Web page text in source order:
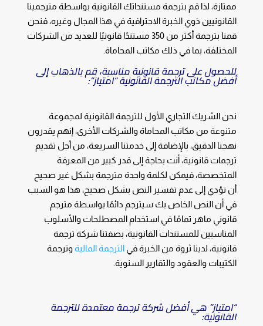
ممتازة، لذا قم بترجمة مستنداتك القانونية بواسطة مترجمينا
القانونيين ذوي الخبرة الاحترافية في هذا المجال وغيره، فنحن
قمنا بترجمة أكثر من 350 مستندًا قانونيًا للعديد من الشركات
المختلفة، بما في ذلك مكاتب المحاماة.
للحصول على ترجمة قانونية مناسبة، قم بالذهاب إلى
أفضل مكاتب الترجمة القانونية “امتياز”:
نحن الشريك التجاري الأول للترجمة القانونية لمجموعة
متنوعة من مكاتب المحاماة والشركات الأخرى، إنهم يقدرون
نهجنا الدقيق، بالإضافة إلى خدمتنا السريعة، من أجل تقديم
ترجمات قانونية، أنت بحاجة إلى قدر كبير من المعرفة
المتخصصة، فيمكن لكلمة واحدة مترجمة بشكل غير صحيح
أن تؤدي إلى عدم تفسير النص بشكل صحيح، هذا هو السبب
في أن النص الخاص بك سيترجم دائمًا بواسطة مترجم
قانوني ماهر تمامًا في استخدام المصطلحات والأسلوب
المناسبين للمستندات القانونية، بصفتنا شركة ترجمة
قانونية، لدينا ثروة من الخبرة في الترجمة الماليةوترجمة
الكتيبات والعقود والتقارير السنوية.
“امتياز” هي أفضل شركة ترجمة معتمدة للترجمة
القانونية: